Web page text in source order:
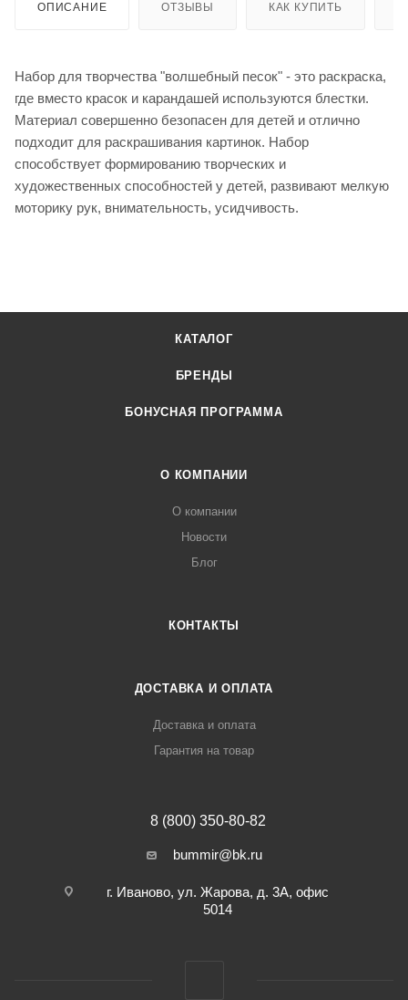
ОПИСАНИЕ ОТЗЫВЫ КАК КУПИТЬ
Набор для творчества "волшебный песок" - это раскраска,
где вместо красок и карандашей используются блестки.
Материал совершенно безопасен для детей и отлично
подходит для раскрашивания картинок. Набор
способствует формированию творческих и
художественных способностей у детей, развивают мелкую
моторику рук, внимательность, усидчивость.
КАТАЛОГ
БРЕНДЫ
БОНУСНАЯ ПРОГРАММА
О КОМПАНИИ
О компании
Новости
Блог
КОНТАКТЫ
ДОСТАВКА И ОПЛАТА
Доставка и оплата
Гарантия на товар
8 (800) 350-80-82
bummir@bk.ru
г. Иваново, ул. Жарова, д. 3А, офис
5014